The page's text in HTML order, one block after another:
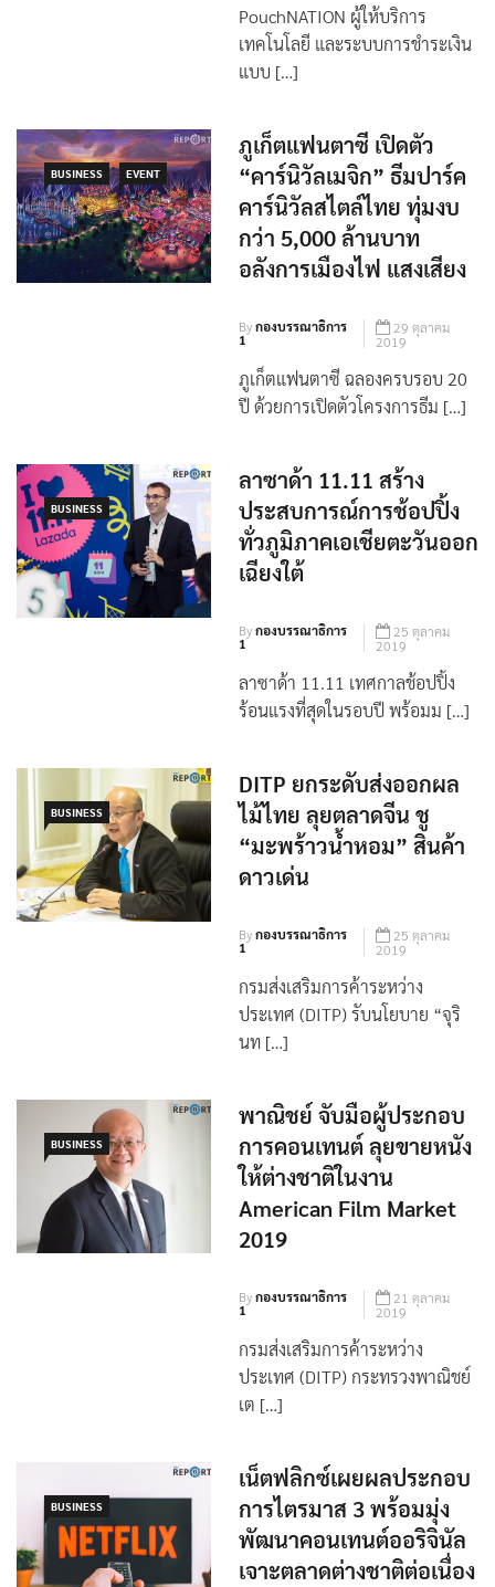
PouchNATION ผู้ให้บริการ
เทคโนโลยี และระบบการชำระเงิน
แบบ […]
BUSINESS EVENT
ภูเก็ตแฟนตาซี เปิดตัว
“คาร์นิวัลเมจิก” ธีมปาร์ค
คาร์นิวัลสไตล์ไทย ทุ่มงบ
กว่า 5,000 ล้านบาท
อลังการเมืองไฟ แสงเสียง
Byกองบรรณาธิการ
1
29 ตุลาคม
2019
ภูเก็ตแฟนตาซี ฉลองครบรอบ 20
ปี ด้วยการเปิดตัวโครงการธีม […]
BUSINESS
ลาซาด้า 11.11 สร้าง
ประสบการณ์การช้อปปิ้ง
ทั่วภูมิภาคเอเชียตะวันออก
เฉียงใต้
Byกองบรรณาธิการ
1
25 ตุลาคม
2019
ลาซาด้า 11.11 เทศกาลช้อปปิ้ง
ร้อนแรงที่สุดในรอบปี พร้อมม […]
BUSINESS
DITP ยกระดับส่งออกผล
ไม้ไทย ลุยตลาดจีน ชู
“มะพร้าวน้ำหอม” สินค้า
ดาวเด่น
Byกองบรรณาธิการ
1
25 ตุลาคม
2019
กรมส่งเสริมการค้าระหว่าง
ประเทศ (DITP) รับนโยบาย “จุริ
นท […]
BUSINESS
พาณิชย์ จับมือผู้ประกอบ
การคอนเทนต์ ลุยขายหนัง
ให้ต่างชาติในงาน
American Film Market
2019
Byกองบรรณาธิการ
1
21 ตุลาคม
2019
กรมส่งเสริมการค้าระหว่าง
ประเทศ (DITP) กระทรวงพาณิชย์
เต […]
BUSINESS
เน็ตฟลิกซ์เผยผลประกอบ
การไตรมาส 3 พร้อมมุ่ง
พัฒนาคอนเทนต์ออริจินัล
เจาะตลาดต่างชาติต่อเนื่อง